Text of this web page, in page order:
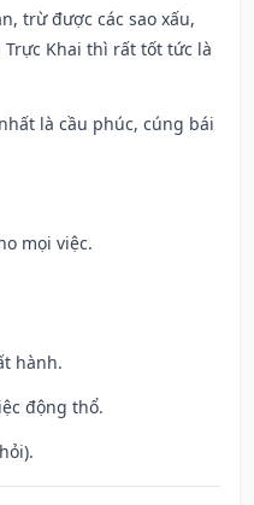
trừ được các sao xấu,
Khai thì rất tốt tức là
là cầu phúc, cúng bái
mọi việc.
hành.
động thổ.